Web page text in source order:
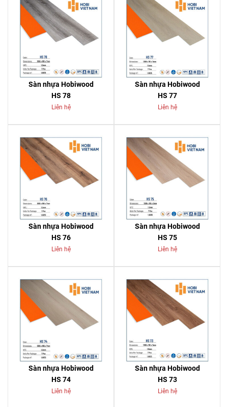
Sàn nhựa Hobiwood
HS 78
Liên hệ
Sàn nhựa Hobiwood
HS 77
Liên hệ
Sàn nhựa Hobiwood
HS 76
Liên hệ
Sàn nhựa Hobiwood
HS 75
Liên hệ
Sàn nhựa Hobiwood
HS 74
Liên hệ
Sàn nhựa Hobiwood
HS 73
Liên hệ